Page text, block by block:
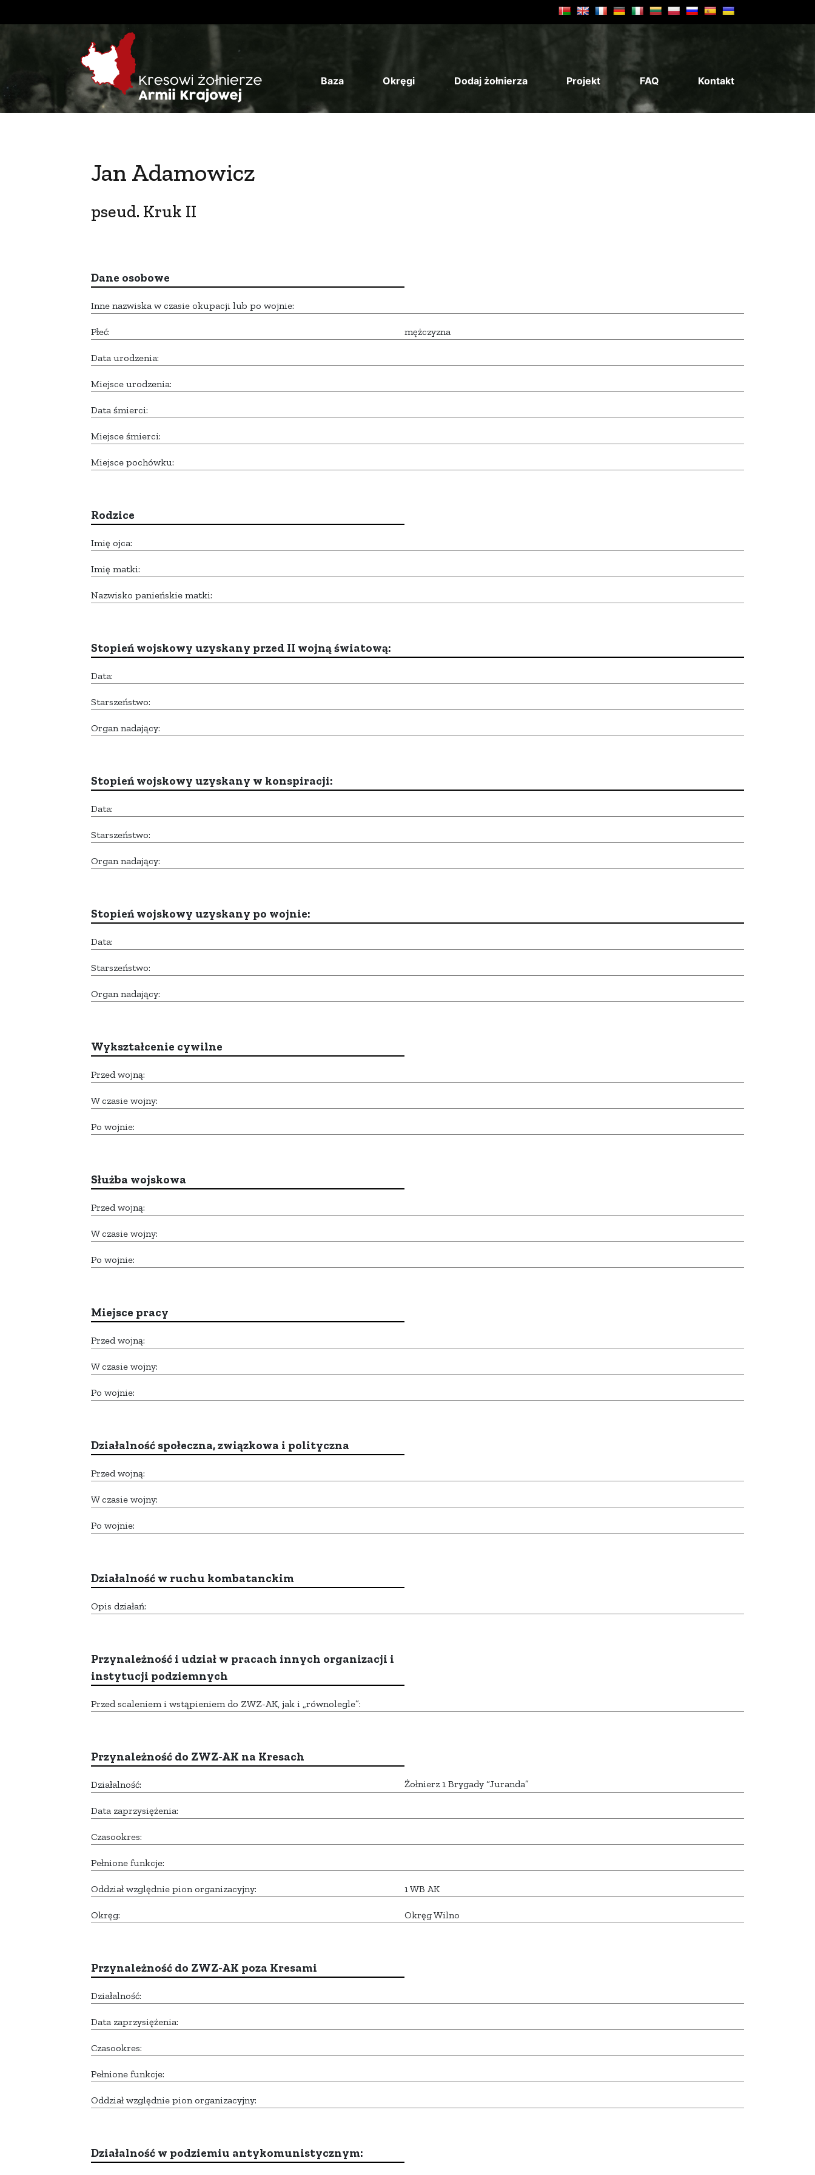
Baza Okręgi Dodaj żołnierza Projekt FAQ Kontakt
Jan Adamowicz
pseud. Kruk II
Dane osobowe
Inne nazwiska w czasie okupacji lub po wojnie:
Płeć: mężczyzna
Data urodzenia:
Miejsce urodzenia:
Data śmierci:
Miejsce śmierci:
Miejsce pochówku:
Rodzice
Imię ojca:
Imię matki:
Nazwisko panieńskie matki:
Stopień wojskowy uzyskany przed II wojną światową:
Data:
Starszeństwo:
Organ nadający:
Stopień wojskowy uzyskany w konspiracji:
Data:
Starszeństwo:
Organ nadający:
Stopień wojskowy uzyskany po wojnie:
Data:
Starszeństwo:
Organ nadający:
Wykształcenie cywilne
Przed wojną:
W czasie wojny:
Po wojnie:
Służba wojskowa
Przed wojną:
W czasie wojny:
Po wojnie:
Miejsce pracy
Przed wojną:
W czasie wojny:
Po wojnie:
Działalność społeczna, związkowa i polityczna
Przed wojną:
W czasie wojny:
Po wojnie:
Działalność w ruchu kombatanckim
Opis działań:
Przynależność i udział w pracach innych organizacji i
instytucji podziemnych
Przed scaleniem i wstąpieniem do ZWZ-AK, jak i „równolegle”:
Przynależność do ZWZ-AK na Kresach
Działalność: Żołnierz 1 Brygady “Juranda”
Data zaprzysiężenia:
Czasookres:
Pełnione funkcje:
Oddział względnie pion organizacyjny: 1 WB AK
Okręg: Okręg Wilno
Przynależność do ZWZ-AK poza Kresami
Działalność:
Data zaprzysiężenia:
Czasookres:
Pełnione funkcje:
Oddział względnie pion organizacyjny:
Działalność w podziemiu antykomunistycznym: